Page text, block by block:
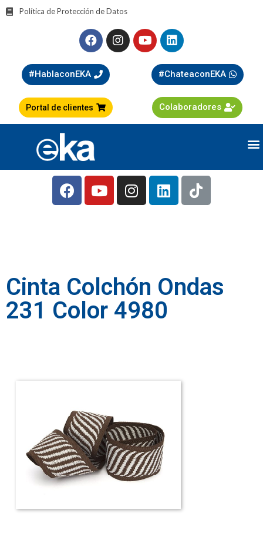
Política de Protección de Datos
#HablaconEKA #ChateaconEKA
Portal de clientes Colaboradores
Cinta Colchón Ondas
231 Color 4980